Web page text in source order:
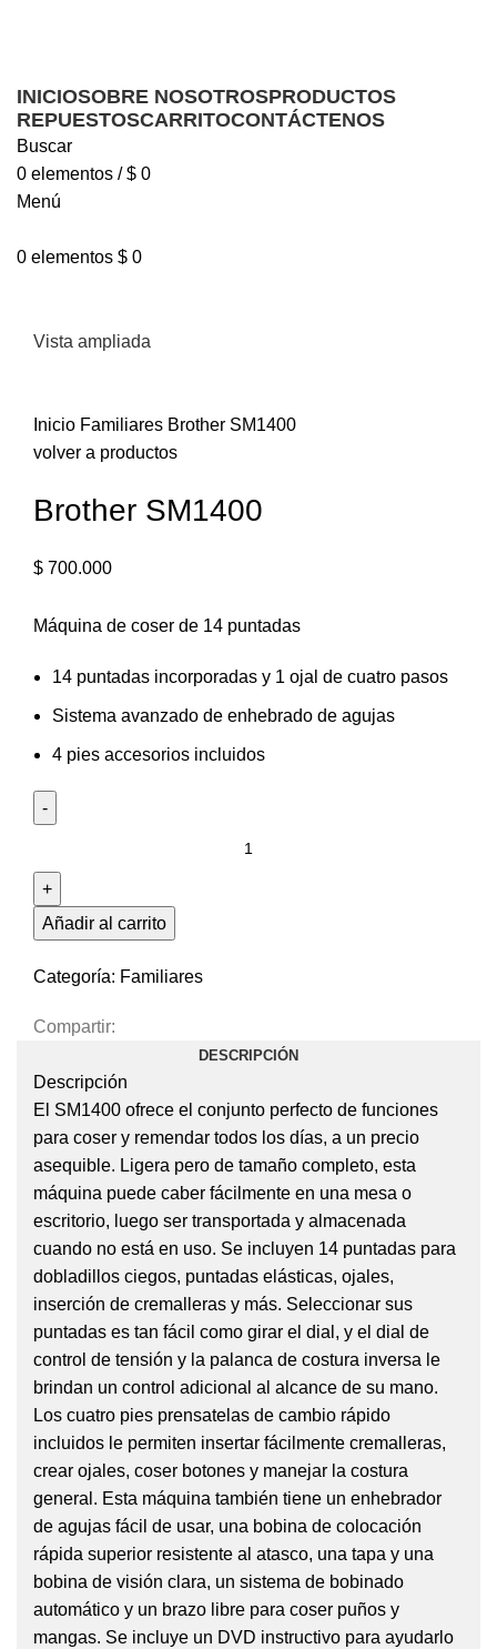
INICIOSOBRE NOSOTROSPRODUCTOS
REPUESTOSCARRITOCONTÁCTENOS
Buscar
0 elementos / $ 0
Menú
0 elementos $ 0
Vista ampliada
Inicio Familiares Brother SM1400
volver a productos
Brother SM1400
$ 700.000
Máquina de coser de 14 puntadas
14 puntadas incorporadas y 1 ojal de cuatro pasos
Sistema avanzado de enhebrado de agujas
4 pies accesorios incluidos
Añadir al carrito
Categoría: Familiares
Compartir:
DESCRIPCIÓN
Descripción
El SM1400 ofrece el conjunto perfecto de funciones
para coser y remendar todos los días, a un precio
asequible. Ligera pero de tamaño completo, esta
máquina puede caber fácilmente en una mesa o
escritorio, luego ser transportada y almacenada
cuando no está en uso. Se incluyen 14 puntadas para
dobladillos ciegos, puntadas elásticas, ojales,
inserción de cremalleras y más. Seleccionar sus
puntadas es tan fácil como girar el dial, y el dial de
control de tensión y la palanca de costura inversa le
brindan un control adicional al alcance de su mano.
Los cuatro pies prensatelas de cambio rápido
incluidos le permiten insertar fácilmente cremalleras,
crear ojales, coser botones y manejar la costura
general. Esta máquina también tiene un enhebrador
de agujas fácil de usar, una bobina de colocación
rápida superior resistente al atasco, una tapa y una
bobina de visión clara, un sistema de bobinado
automático y un brazo libre para coser puños y
mangas. Se incluye un DVD instructivo para ayudarlo